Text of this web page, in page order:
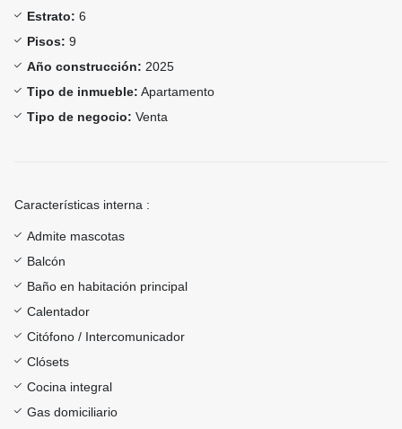
Estrato: 6
Pisos: 9
Año construcción: 2025
Tipo de inmueble: Apartamento
Tipo de negocio: Venta
Características interna :
Admite mascotas
Balcón
Baño en habitación principal
Calentador
Citófono / Intercomunicador
Clósets
Cocina integral
Gas domiciliario